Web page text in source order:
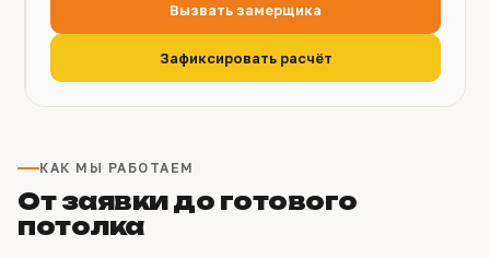
Вызвать замерщика
Зафиксировать расчёт
КАК МЫ РАБОТАЕМ
От заявки до готового
потолка